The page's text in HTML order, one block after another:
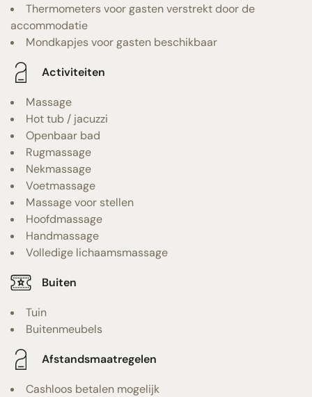
Thermometers voor gasten verstrekt door de
accommodatie
Mondkapjes voor gasten beschikbaar
Activiteiten
Massage
Hot tub / jacuzzi
Openbaar bad
Rugmassage
Nekmassage
Voetmassage
Massage voor stellen
Hoofdmassage
Handmassage
Volledige lichaamsmassage
Buiten
Tuin
Buitenmeubels
Afstandsmaatregelen
Cashloos betalen mogelijk